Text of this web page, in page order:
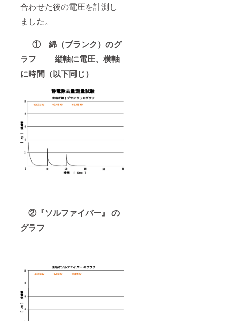
合わせた後の電圧を計測し
ました。
① 綿（ブランク）のグ
ラフ 縦軸に電圧、横軸
に時間（以下同じ）
②『ソルファイバー』 の
グラフ